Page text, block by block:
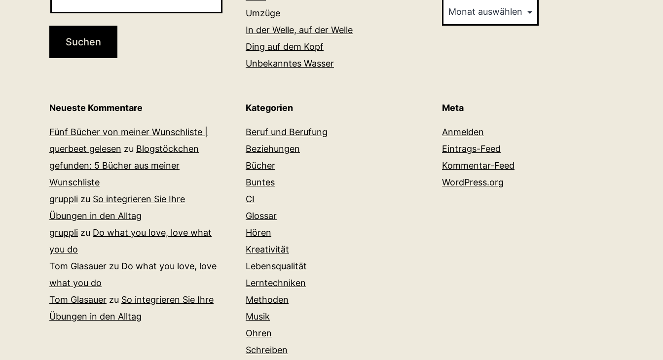
Umzüge
In der Welle, auf der Welle
Ding auf dem Kopf
Unbekanntes Wasser
Neueste Kommentare
Fünf Bücher von meiner Wunschliste |
querbeet gelesen zu Blogstöckchen
gefunden: 5 Bücher aus meiner
Wunschliste
gruppli zu So integrieren Sie Ihre
Übungen in den Alltag
gruppli zu Do what you love, love what
you do
Tom Glasauer zu Do what you love, love
what you do
Tom Glasauer zu So integrieren Sie Ihre
Übungen in den Alltag
Kategorien
Beruf und Berufung
Beziehungen
Bücher
Buntes
CI
Glossar
Hören
Kreativität
Lebensqualität
Lerntechniken
Methoden
Musik
Ohren
Schreiben
Meta
Anmelden
Eintrags-Feed
Kommentar-Feed
WordPress.org